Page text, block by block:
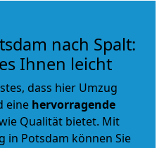
nach Spalt:
Ihnen leicht
dass hier Umzug
eine hervorragende
Qualität bietet. Mit
in Potsdam können Sie